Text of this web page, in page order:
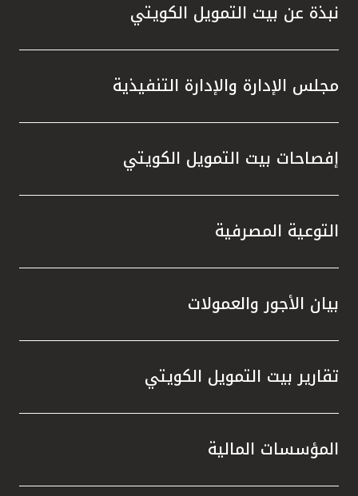
نبذة عن بيت التمويل الكويتي
مجلس الإدارة والإدارة التنفيذية
إفصاحات بيت التمويل الكويتي
التوعية المصرفية
بيان الأجور والعمولات
تقارير بيت التمويل الكويتي
المؤسسات المالية